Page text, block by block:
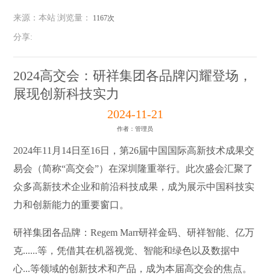
来源：本站 浏览量： 1167次
分享:
2024高交会：研祥集团各品牌闪耀登场，
展现创新科技实力
2024-11-21
作者：管理员
2024年11月14日至16日，第26届中国国际高新技术成果交
易会（简称“高交会”）在深圳隆重举行。此次盛会汇聚了
众多高新技术企业和前沿科技成果，成为展示中国科技实
力和创新能力的重要窗口。
研祥集团各品牌：Regem Marr研祥金码、研祥智能、亿万
克......等，凭借其在机器视觉、智能和绿色以及数据中
心...等领域的创新技术和产品，成为本届高交会的焦点。